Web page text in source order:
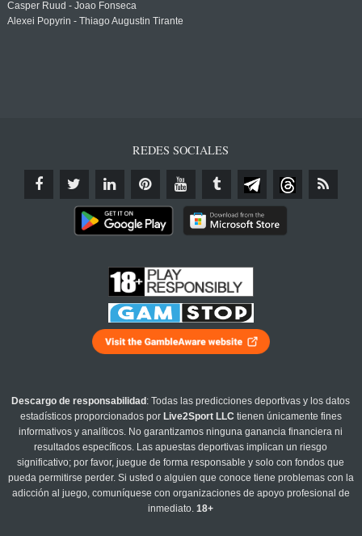
Casper Ruud - Joao Fonseca
Alexei Popyrin - Thiago Augustin Tirante
REDES SOCIALES
Descargo de responsabilidad : Todas las predicciones deportivas y los datos
estadísticos proporcionados por Live2Sport LLC tienen únicamente fines
informativos y analíticos. No garantizamos ninguna ganancia financiera ni
resultados específicos. Las apuestas deportivas implican un riesgo
significativo; por favor, juegue de forma responsable y solo con fondos que
pueda permitirse perder. Si usted o alguien que conoce tiene problemas con la
adicción al juego, comuníquese con organizaciones de apoyo profesional de
inmediato.18+